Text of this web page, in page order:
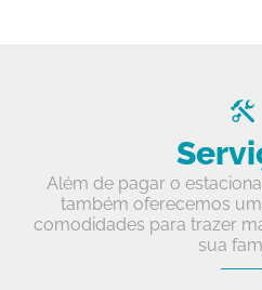
Além de pagar o
também oferecemos
comodidades para trazer
sua